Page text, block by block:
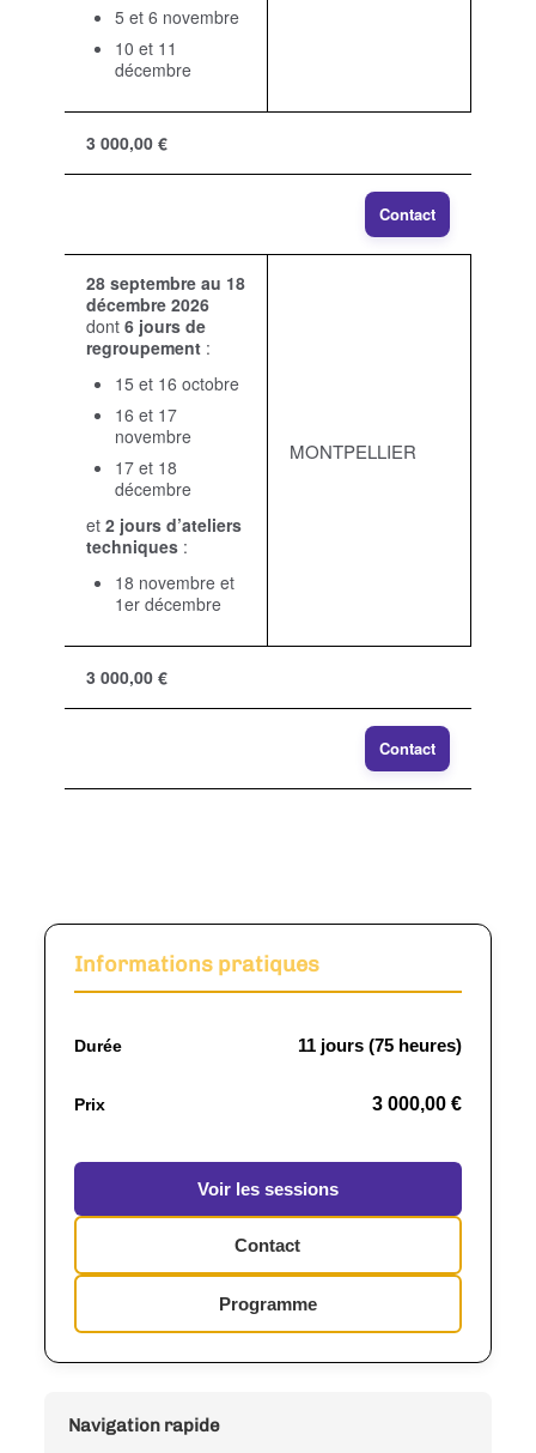
5 et 6 novembre
10 et 11
décembre
3 000,00 €
Contact
28 septembre au 18
décembre 2026
dont 6 jours de
regroupement :
15 et 16 octobre
16 et 17
novembre
17 et 18
décembre
et 2 jours d’ateliers
techniques :
18 novembre et
1er décembre
MONTPELLIER
3 000,00 €
Contact
Informations pratiques
Durée 11 jours (75 heures)
Prix 3 000,00 €
Voir les sessions
Contact
Programme
Navigation rapide